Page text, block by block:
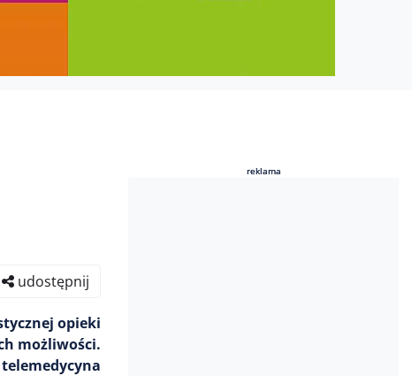
udostępnij
opieki
możliwości.
reklama
reklama